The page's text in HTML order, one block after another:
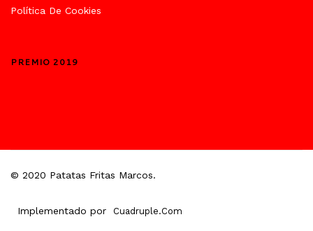
Política De Cookies
PREMIO 2019
© 2020 Patatas Fritas Marcos.
Implementado por Cuadruple.com